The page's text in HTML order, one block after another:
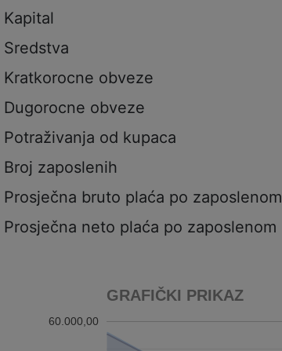
Kapital
Sredstva
Kratkorocne obveze
Dugorocne obveze
Potraživanja od kupaca
Broj zaposlenih
Prosječna bruto plaća po zaposlenom
Prosječna neto plaća po zaposlenom
GRAFIČKI PRIKAZ
60.000,00